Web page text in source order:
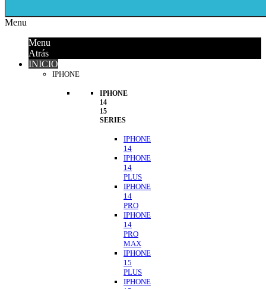
Menu
Menu
Atrás
INICIO
IPHONE
IPHONE
14
15
SERIES
IPHONE
14
IPHONE
14
PLUS
IPHONE
14
PRO
IPHONE
14
PRO
MAX
IPHONE
15
PLUS
IPHONE